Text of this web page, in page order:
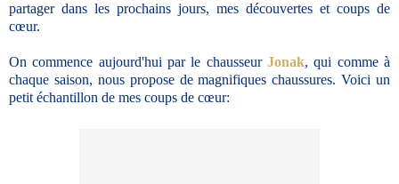
partager dans les prochains jours, mes découvertes et coups de
cœur.
On commence aujourd'hui par le chausseur Jonak, qui comme à
chaque saison, nous propose de magnifiques chaussures. Voici un
petit échantillon de mes coups de cœur: